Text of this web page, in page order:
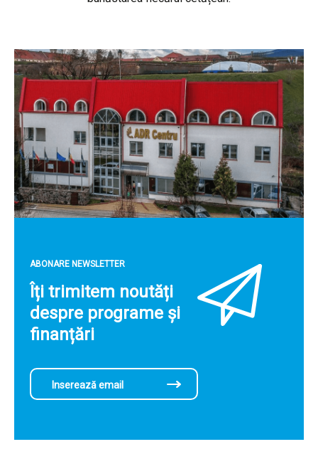
ABONARE NEWSLETTER
Îți trimitem noutăți
despre programe și
finanțări